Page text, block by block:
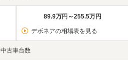
89.9万円～255.5万円
デボネアの相場表を見る
中古車台数